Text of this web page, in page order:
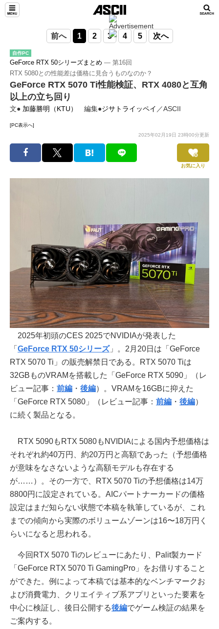
前へ 1 2 3 4 5 次へ
自作PC
GeForce RTX 50シリーズまとめ ― 第16回
RTX 5080との性能差は価格に見合うものなのか？
GeForce RTX 5070 Ti性能検証、RTX 4080と互角
以上の立ち回り
文● 加藤勝明（KTU） 編集●ジサトライッペイ ／ASCII
[PC表示へ]
2025年02月19日 23時00分更新
お気に入り
2025年初頭のCES 2025でNVIDIAが発表した
「 GeForce RTX 50シリーズ」。2月20日は「GeForce
RTX 5070 Ti」の販売解禁日である。RTX 5070 Tiは
32GBものVRAMを搭載した「GeForce RTX 5090」（レ
ビュー記事： 前編 ・ 後編）。VRAMを16GBに抑えた
「GeForce RTX 5080」（レビュー記事： 前編 ・ 後編）
に続く製品となる。
RTX 5090もRTX 5080もNVIDIAによる国内予想価格は
それぞれ約40万円、約20万円と高額であった（予想価格
が意味をなさないような高額モデルも存在する
が……）。その一方で、RTX 5070 Tiの予想価格は14万
8800円に設定されている。AICパートナーカードの価格
設定はまだ知らない状態で本稿を執筆しているが、これ
までの傾向から実際のボリュームゾーンは16〜18万円く
らいになると思われる。
今回RTX 5070 Tiのレビューにあたり、Palit製カード
「GeForce RTX 5070 Ti GamingPro」をお借りすること
ができた。例によって本稿では基本的なベンチマークお
よび消費電力、クリエイティブ系アプリといった要素を
中心に検証し、後日公開する後編でゲーム検証の結果を
ご案内する。